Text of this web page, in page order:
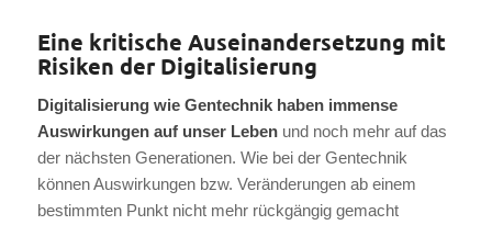
Eine kritische Auseinandersetzung mit
Risiken der Digitalisierung
Digitalisierung wie Gentechnik haben immense
Auswirkungen auf unser Lebenund noch mehr auf das
der nächsten Generationen. Wie bei der Gentechnik
können Auswirkungen bzw. Veränderungen ab einem
bestimmten Punkt nicht mehr rückgängig gemacht